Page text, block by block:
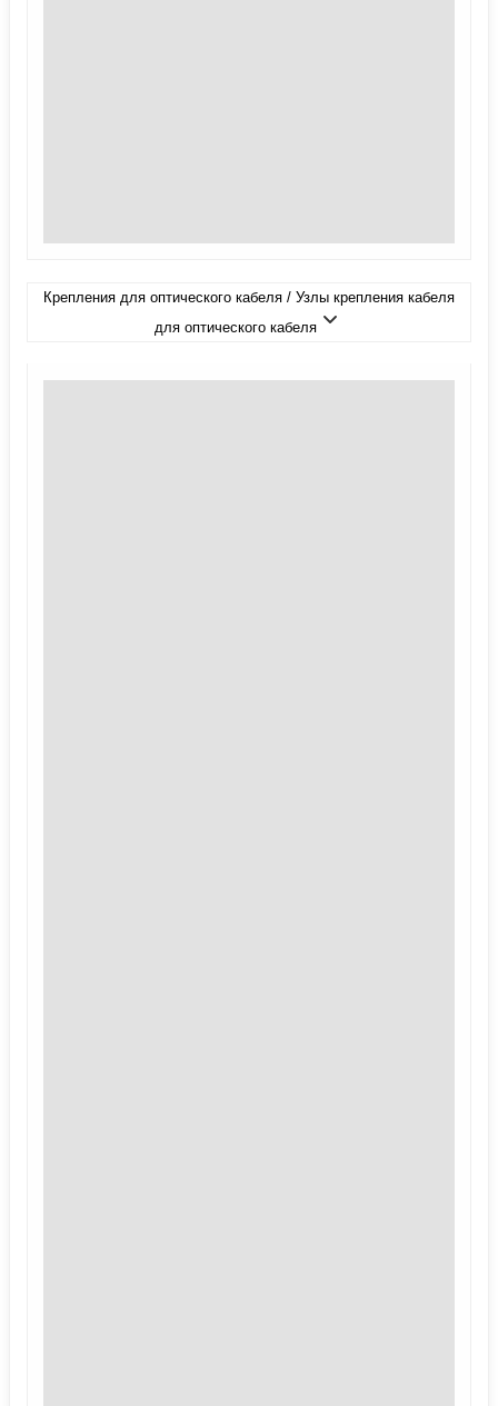
Крепления для оптического кабеля / Узлы крепления кабеля
для оптического кабеля